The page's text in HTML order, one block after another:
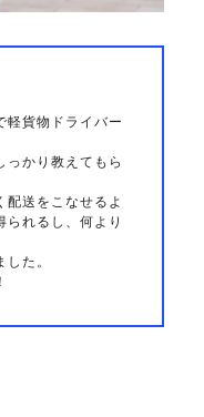
軽貨物ドライバー
っかり教えてもら
配送をこなせるよ
られるし、何より
た。